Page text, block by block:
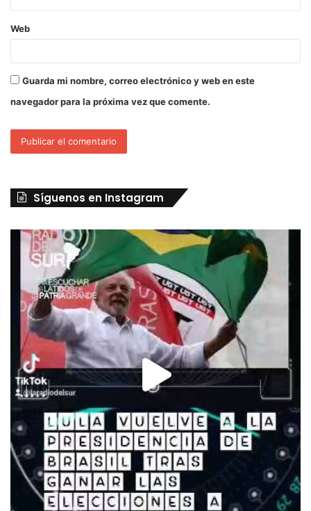
Web
Guarda mi nombre, correo electrónico y web en este
navegador para la próxima vez que comente.
Síguenos en Instagram